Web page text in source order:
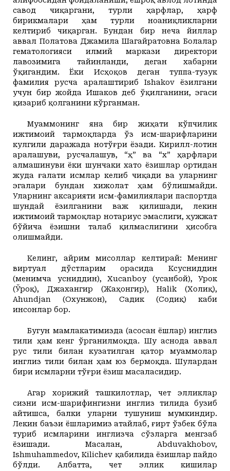
савод чиқаргани, турли ҳарфлар, ҳарф
бирикмалари ҳам турли ноаниқликларни
келтириб чиқарган. Бундан бир неча йиллар
аввал Полатова Джамила Шагайратовна Болалар
гематологияси илмий маркази директори
лавозимига тайинланди, деган хабарни
ўқигандим. Ёки Исҳоқов деган туппа-тузук
фамилия русча аралаштириб Ishakov ёзилгани
учун бир жойда Ишаков деб ўқилганини, эгаси
қизариб қолганини кўрганман.
Муаммонинг яна бир жиҳати кўпчилик
ижтимоий тармоқларда ўз исм-шарифларини
кулгили даражада нотўғри ёзади. Кирилл-лотин
аралашуви, русчалашув, “ҳ” ва “х” ҳарфлари
алмашинуви ёки шунчаки хато ёзишлар ортидан
жуда ғалати исмлар келиб чиқади ва уларнинг
эгалари бундан хижолат ҳам бўлишмайди.
Уларнинг аксарияти исм-фамилиялари паспортда
шундай ёзилганини важ қилишади, лекин
ижтимоий тармоқлар нотариус эмаслиги, ҳужжат
бўйича ёзишни талаб қилмаслигини ҳисобга
олишмайди.
Келинг, айрим мисоллар келтирай: Менинг
виртуал дўстларим орасида Ксусниддин
(менимча Ҳусниддин), Xucanboy (Ҳусанбой), Урок
(Ўроқ), Джахангир (Жаҳонгир), Halik (Холиқ),
Ahundjan (Охунжон), Садик (Содиқ) каби
инсонлар бор.
Бугун мамлакатимизда (асосан ёшлар) инглиз
тили ҳам кенг ўрганилмоқда. Шу аснода аввал
рус тили билан кузатилган қатор муаммолар
инглиз тили билан ҳам юз бермоқда. Шулардан
бири исмларни тўғри ёзиш масаласидир.
Агар хорижий ташкилотлар, чет элликлар
сизни исм-шарифингизни инглиз тилида бузиб
айтишса, балки уларни тушуниш мумкиндир.
Лекин баъзи ёшларимиз атайлаб, ғирт ўзбек бўла
туриб исмларини инглизча сўзларга менгзаб
ёзишади. Масалан, Abduvakhobov,
Ishmuhammedov, Kilichev қабилида ёзишлар пайдо
бўлди. Албатта, чет эллик кишилар